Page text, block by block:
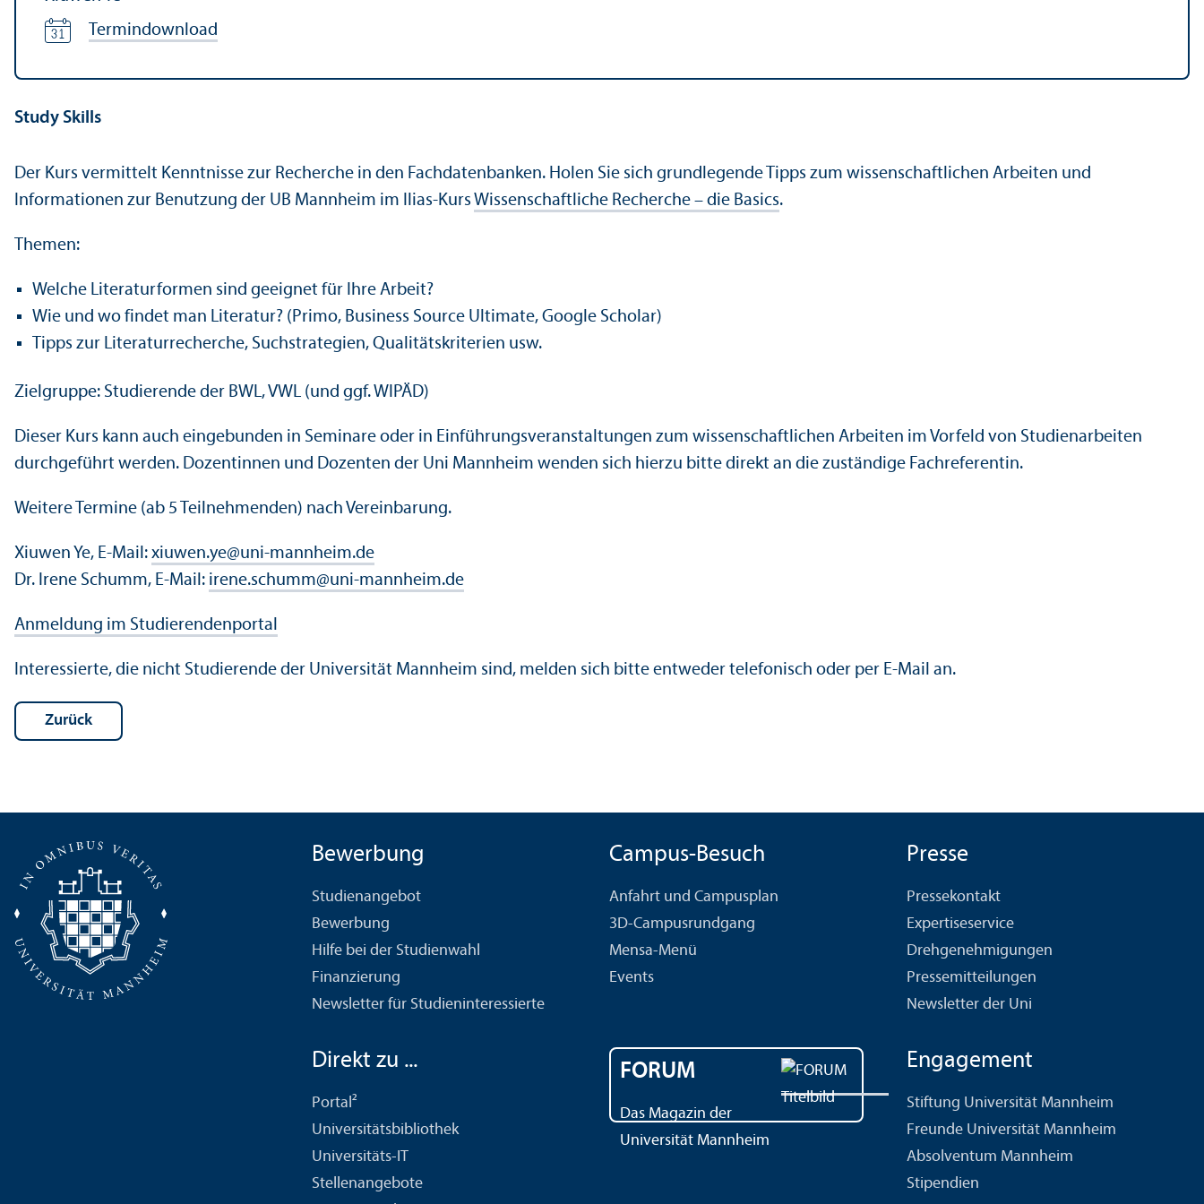
Termindownload
Study Skills
Der Kurs vermittelt Kenntnisse zur Recherche in den Fach­datenbanken. Holen Sie sich grundlegende Tipps zum wissenschaft­lichen Arbeiten und
Informationen zur Benutzung der UB Mannheim im Ilias-Kurs Wissenschaft­liche Recherche – die Basics.
Themen:
Welche Literatur­formen sind geeignet für Ihre Arbeit?
Wie und wo findet man Literatur? (Primo, Business Source Ultimate, Google Scholar)
Tipps zur Literatur­recherche, Such­strategien, Qualitätskriterien usw.
Ziel­gruppe: Studierende der BWL, VWL (und ggf. WIPÄD)
Dieser Kurs kann auch eingebunden in Seminare oder in Einführungs­veranstaltungen zum wissenschaft­lichen Arbeiten im Vorfeld von Studien­arbeiten
durchgeführt werden. Dozentinnen und Dozenten der Uni Mannheim wenden sich hierzu bitte direkt an die zuständige Fach­referentin.
Weitere Termine (ab 5 Teilnehmenden) nach Vereinbarung.
Xiuwen Ye, E-Mail: xiuwen.ye@uni-mannheim.de
Dr. Irene Schumm, E-Mail: irene.schumm@uni-mannheim.de
Anmeldung im Studierenden­portal
Interessierte, die nicht Studierende der Universität Mannheim sind, melden sich bitte entweder telefonisch oder per E-Mail an.
Zurück
Bewerbung
Studien­angebot
Bewerbung
Hilfe bei der Studien­wahl
Finanzierung
Newsletter für Studien­interessierte
Campus-Besuch
Anfahrt und Campusplan
3D-Campusrundgang
Mensa-Menü
Events
Presse
Pressekontakt
Expertiseservice
Drehgenehmigungen
Pressemitteilungen
Newsletter der Uni
Direkt zu ...
Portal²
Universitäts­bibliothek
Universitäts-IT
Stellenangebote
FORUM
Das Magazin der
Universität Mannheim
Engagement
Stiftung Universität Mannheim
Freunde Universität Mannheim
Absolventum Mannheim
Stipendien